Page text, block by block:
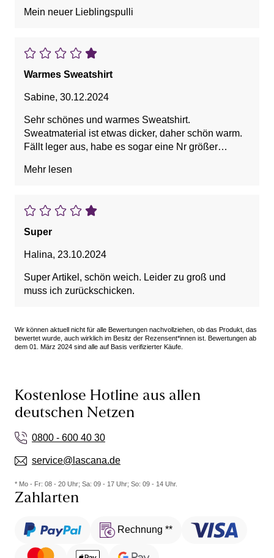
Mein neuer Lieblingspulli
Warmes Sweatshirt
Sabine, 30.12.2024
Sehr schönes und warmes Sweatshirt.
Sweatmaterial ist etwas dicker, daher schön warm.
Fällt leger aus, habe es sogar eine Nr größer
Auf jeden Fall eine Kaufempfehlung.
Mehr lesen
Super
Halina, 23.10.2024
Super Artikel, schön weich. Leider zu groß und
muss ich zurückschicken.
Wir können aktuell nicht für alle Bewertungen nachvollziehen, ob das Produkt, das
bewertet wurde, auch wirklich im Besitz der Rezensent*innen ist. Bewertungen ab
dem 01. März 2024 sind alle auf Basis verifizierter Käufe.
Kostenlose Hotline aus allen
deutschen Netzen
0800 - 600 40 30
service@lascana.de
* Mo - Fr: 08 - 20 Uhr; Sa: 09 - 17 Uhr; So: 09 - 14 Uhr.
Zahlarten
Rechnung **